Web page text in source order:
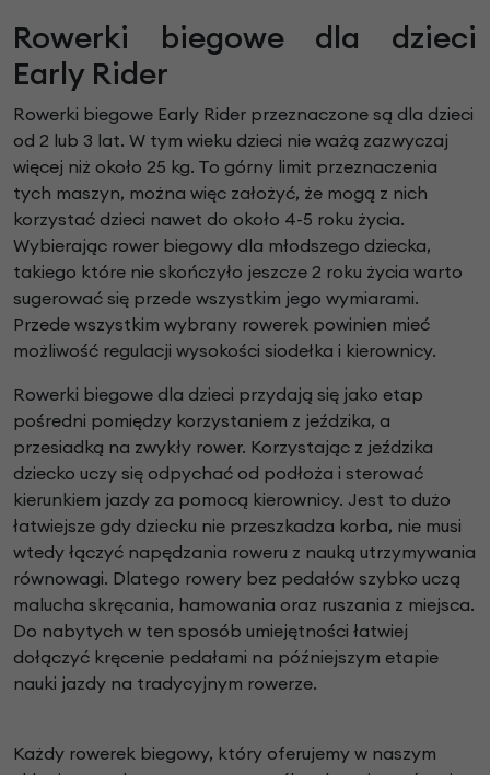
Rowerki biegowe dla dzieci
Early Rider
Rowerki biegowe Early Rider przeznaczone są dla dzieci
od 2 lub 3 lat. W tym wieku dzieci nie ważą zazwyczaj
więcej niż około 25 kg. To górny limit przeznaczenia
tych maszyn, można więc założyć, że mogą z nich
korzystać dzieci nawet do około 4-5 roku życia.
Wybierając rower biegowy dla młodszego dziecka,
takiego które nie skończyło jeszcze 2 roku życia warto
sugerować się przede wszystkim jego wymiarami.
Przede wszystkim wybrany rowerek powinien mieć
możliwość regulacji wysokości siodełka i kierownicy.
Rowerki biegowe dla dzieci przydają się jako etap
pośredni pomiędzy korzystaniem z jeździka, a
przesiadką na zwykły rower. Korzystając z jeździka
dziecko uczy się odpychać od podłoża i sterować
kierunkiem jazdy za pomocą kierownicy. Jest to dużo
łatwiejsze gdy dziecku nie przeszkadza korba, nie musi
wtedy łączyć napędzania roweru z nauką utrzymywania
równowagi. Dlatego rowery bez pedałów szybko uczą
malucha skręcania, hamowania oraz ruszania z miejsca.
Do nabytych w ten sposób umiejętności łatwiej
dołączyć kręcenie pedałami na późniejszym etapie
nauki jazdy na tradycyjnym rowerze.
Każdy rowerek biegowy, który oferujemy w naszym